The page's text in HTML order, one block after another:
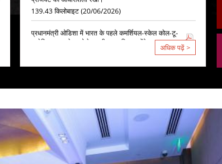
प्रधानमंत्री ओडिशा में भारत के पहले कमर्शियल-स्केल कोल-टू-
अमोनियम नाइट्रेट प्रोजेक्ट की आधारशिला रखेंगे।
148.49 किलोबाइट (19/06/2026)
कोयला मंत्रालय 18 जून 2026 को मुंबई में सरफेस कोल/
करेगा
परियोजनाओं पर सफल रोडशो आयोजित किया
454.18 किलोबाइट (11/06/2026)
कोयला मंत्रालय कल हैदराबाद में कोयला और लिग्नाइट
गैसीफिकेशन प्रोजेक्ट्स पर रोडशो आयोजित करेगा।
अधिक पढ़ें >